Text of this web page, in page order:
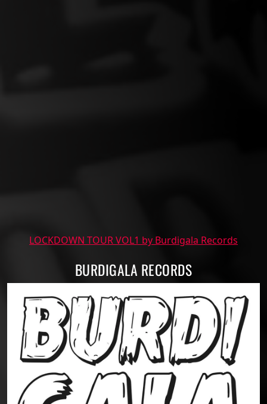
LOCKDOWN TOUR VOL1 by Burdigala Records
BURDIGALA RECORDS